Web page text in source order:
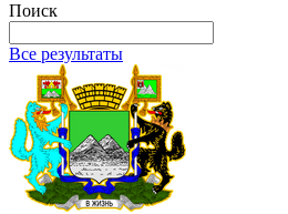
Поиск
Все результаты